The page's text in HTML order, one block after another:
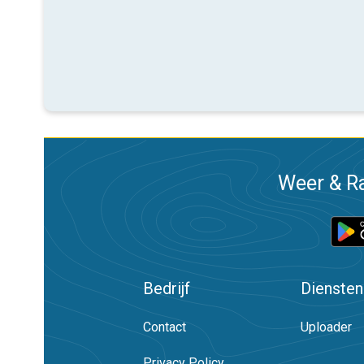
Weer &
Bedrijf
Contact
Diensten
Uploader